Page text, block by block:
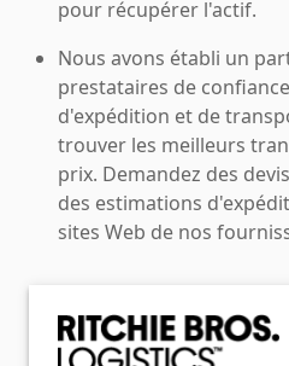
pour récupérer l'actif.
Nous avons établi un
prestataires de
d'expédition et de
trouver les meilleurs
prix. Demandez des
des estimations
sites Web de nos